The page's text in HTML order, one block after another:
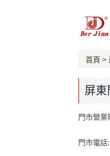
首頁 >
屏東
門市營業
門市電話